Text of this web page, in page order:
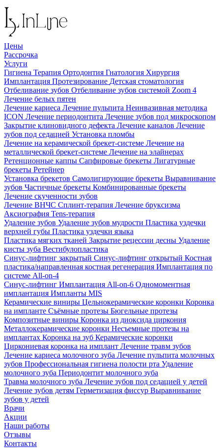
Цены
Рассрочка
Услуги
Гигиена Терапия Ортодонтия Гнатология Хирургия
Имплантация Протезирование Детская стоматология
Отбеливание зубов Отбеливание зубов системой Zoom 4
Лечение белых пятен
Лечение кариеса Лечение пульпита Неинвазивная методика
ICON Лечение периодонтита Лечение зубов под микроскопом
Закрытие клиновидного дефекта Лечение каналов Лечение
зубов под седацией Установка пломбы
Лечение на керамической брекет-системе Лечение на
металлической брекет-системе Лечение на элайнерах
Ретенционные каппы Сапфировые брекеты Лигатурные
брекеты Ретейнер
Установка брекетов Самолигирующие брекеты Выравнивание
зубов Частичные брекеты Комбинированные брекеты
Лечение скученности зубов
Лечение ВНЧС Сплинт-терапия Лечение бруксизма
Аксиография Tens-терапия
Удаление зубов Удаление зубов мудрости Пластика уздечки
верхней губы Пластика уздечки языка
Пластика мягких тканей Закрытие рецессии десны Удаление
кисты зуба Вестибулопластика
Синус-лифтинг закрытый Синус-лифтинг открытый Костная
пластика/направленная костная регенерация Имплантация по
системе All-on-4
Синус-лифтинг Имплантация All-on-6 Одномоментная
имплантация Импланты MIS
Керамические виниры Цельнокерамические коронки Коронка
на импланте Съёмные протезы Бюгельные протезы
Композитные виниры Коронка из диоксида циркония
Металлокерамические коронки Несъемные протезы на
имплантах Коронка на зуб Керамические коронки
Циркониевая коронка на имплант Лечение травм зубов
Лечение кариеса молочного зуба Лечение пульпита молочных
зубов Профессиональная гигиена полости рта Удаление
молочного зуба Периодонтит молочного зуба
Травма молочного зуба Лечение зубов под седацией у детей
Лечение зубов детям Герметизация фиссур Выравнивание
зубов у детей
Врачи
Акции
Наши работы
Отзывы
Контакты